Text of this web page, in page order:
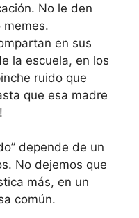
No le den
memes.
en sus
la escuela, en los
ruido que
que esa madre
depende de un
No dejemos que
más, en un
común.